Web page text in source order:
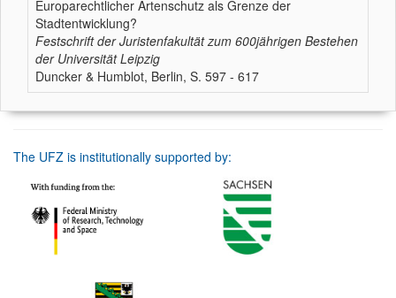
Europarechtlicher Artenschutz als Grenze der
Stadtentwicklung?
Festschrift der Juristenfakultät zum 600jährigen Bestehen
der Universität Leipzig
Duncker & Humblot, Berlin, S. 597 - 617
The UFZ is institutionally supported by: